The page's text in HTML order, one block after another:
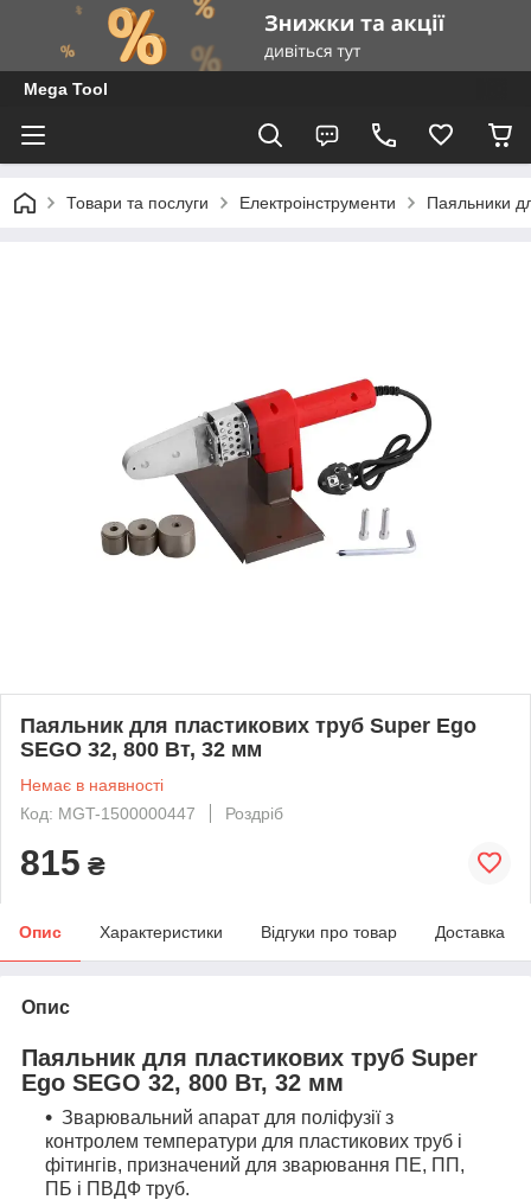
Mega Tool
Товари та послуги Електроінструменти Паяльники
Паяльник для пластикових труб Super Ego
SEGO 32, 800 Вт, 32 мм
Немає в наявності
Код: MGT-1500000447
Роздріб
815 ₴
Опис Характеристики Відгуки про товар Доставка
Опис
Паяльник для пластикових труб Super
Ego SEGO 32, 800 Вт, 32 мм
Зварювальний апарат для поліфузії з
контролем температури для пластикових труб і
фітингів, призначений для зварювання ПЕ, ПП,
ПБ і ПВДФ труб.